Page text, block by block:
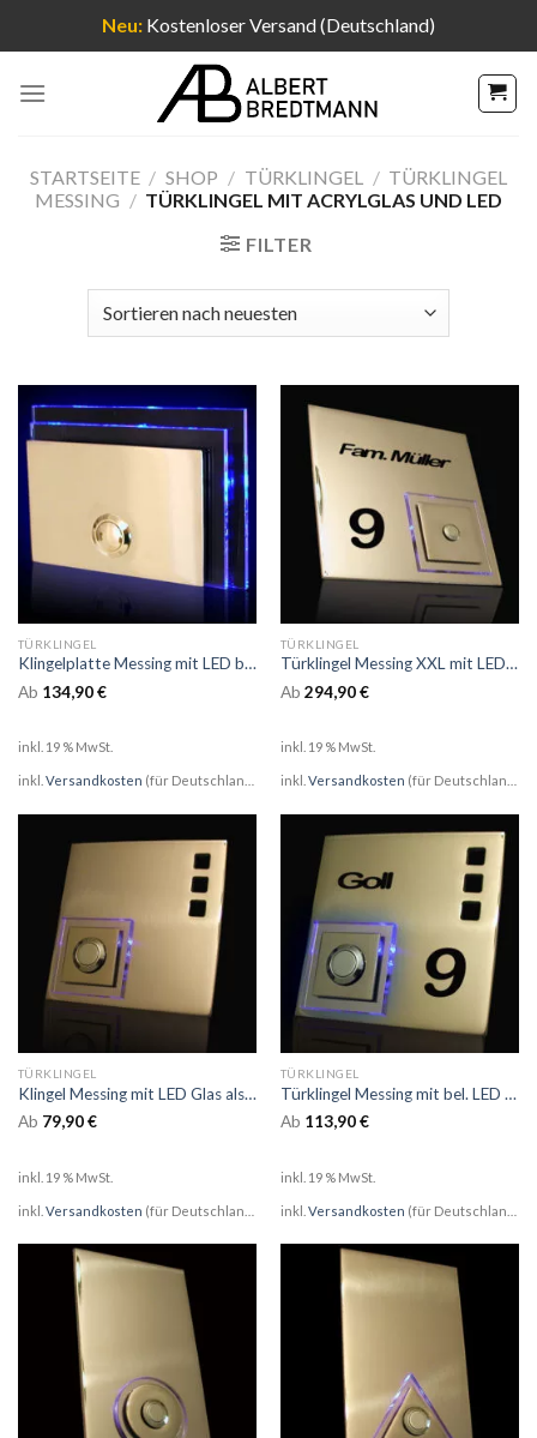
Neu: Kostenloser Versand (Deutschland)
Inhalt
STARTSEITE / SHOP / TÜRKLINGEL / TÜRKLINGEL
MESSING / TÜRKLINGEL MIT ACRYLGLAS UND LED
FILTER
TÜRKLINGEL
Klingelplatte Messing mit LED beleuchteter Glasfacette
Ab 134,90€
inkl. 19 % MwSt.
inkl. Versandkosten (für Deutschland)
TÜRKLINGEL
Türklingel Messing XXL mit LED beleuchtetem Acryglas incl Lasergravur
Ab 294,90€
inkl. 19 % MwSt.
inkl. Versandkosten (für Deutschland)
TÜRKLINGEL
Klingel Messing mit LED Glas als Karoaufsatz
Ab 79,90€
inkl. 19 % MwSt.
inkl. Versandkosten (für Deutschland)
TÜRKLINGEL
Türklingel Messing mit bel. LED Glas als Karoaufsatz incl Gravur
Ab 113,90€
inkl. 19 % MwSt.
inkl. Versandkosten (für Deutschland)